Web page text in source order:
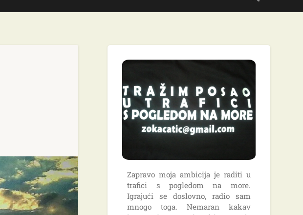
Zapravo moja ambicija je raditi u
trafici s pogledom na more.
Igrajući se doslovno, radio sam
mnogo toga. Nemaran kakav